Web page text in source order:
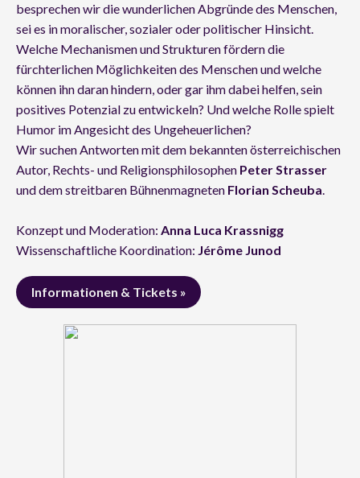
besprechen wir die wunderlichen Abgründe des Menschen,
sei es in moralischer, sozialer oder politischer Hinsicht.
Welche Mechanismen und Strukturen fördern die
fürchterlichen Möglichkeiten des Menschen und welche
können ihn daran hindern, oder gar ihm dabei helfen, sein
positives Potenzial zu entwickeln? Und welche Rolle spielt
Humor im Angesicht des Ungeheuerlichen?
Wir suchen Antworten mit dem bekannten österreichischen
Autor, Rechts- und Religionsphilosophen Peter Strasser
und dem streitbaren Bühnenmagneten Florian Scheuba.
Konzept und Moderation: Anna Luca Krassnigg
Wissenschaftliche Koordination: Jérôme Junod
Informationen & Tickets »